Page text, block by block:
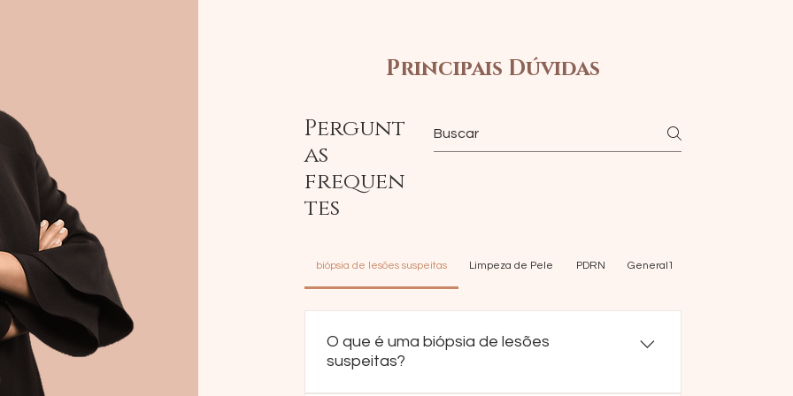
Principais Dúvidas
Pergunt
as
frequen
tes
biópsia de lesões suspeitas Limpeza de Pele PDRN General1
O que é uma biópsia de lesões
suspeitas?